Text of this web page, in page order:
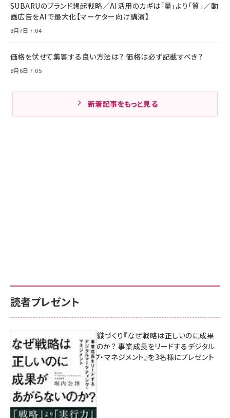
SUBARUのブランド想起戦略／AI活用のカギは「量」より「質」／動
画広告をAIで最大化【マーケター向け講演】
8月7日 7:04
価格を伏せて集客する良い方法は？ 価格は必ず記載すべき？
8月6日 7:05
新着記事をもっと見る
読者プレゼント
成果を生む組織づくり『なぜ戦略は正しいのに成果
があがらないのか？ 事業成長をリードするデジタル
マーケティング・マネジメント』を3名様にプレゼント
8月7日 10:00